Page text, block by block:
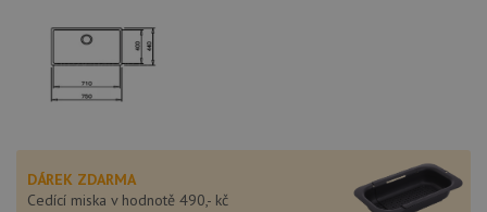
DÁREK ZDARMA
Cedící miska v hodnotě 490,- kč